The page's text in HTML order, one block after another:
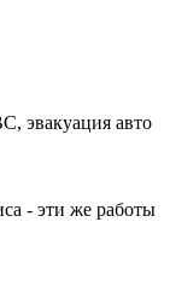
эвакуация авто
- эти же работы